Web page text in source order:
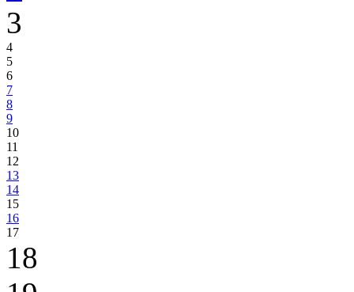
3
4
5
6
7
8
9
10
11
12
13
14
15
16
17
18